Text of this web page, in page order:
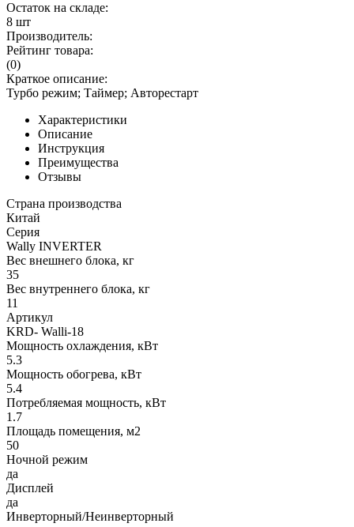
Остаток на складе:
8 шт
Производитель:
Рейтинг товара:
(0)
Краткое описание:
Турбо режим; Таймер; Авторестарт
Характеристики
Описание
Инструкция
Преимущества
Отзывы
Страна производства
Китай
Серия
Wally INVERTER
Вес внешнего блока, кг
35
Вес внутреннего блока, кг
11
Артикул
KRD- Walli-18
Мощность охлаждения, кВт
5.3
Мощность обогрева, кВт
5.4
Потребляемая мощность, кВт
1.7
Площадь помещения, м2
50
Ночной режим
да
Дисплей
да
Инверторный/Неинверторный